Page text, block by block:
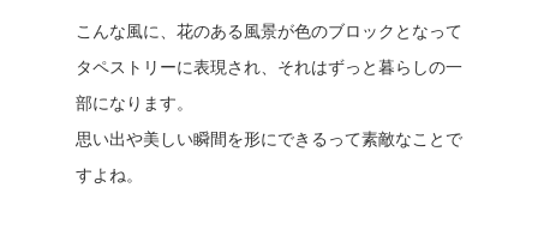
こんな風に、花のある風景が色のブロックとなって
タペストリーに表現され、それはずっと暮らしの一
部になります。
思い出や美しい瞬間を形にできるって素敵なことで
すよね。